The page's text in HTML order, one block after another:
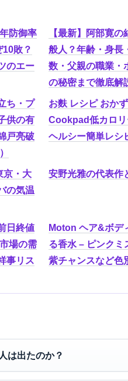
防御率
敗？
のエー
【最新】阿部寛
般人？年齢・身長
数・父親の職業・
の秘密まで徹底解
ち・プ
供の有
戸亮破
お麩 レシピ おか
Cookpad低カロ
ヘルシー簡単レシ
京・大
の気温
安野光雅の代表作
日終値
場の需
事リス
Moton ヘア&ボデ
る香水 – ピンクミ
紫チャンスなど色
は出たのか？